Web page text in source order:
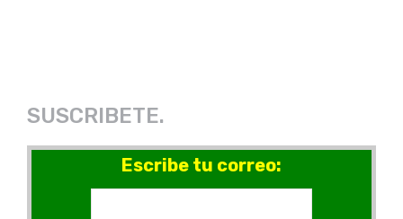
SUSCRIBETE.
Escribe tu correo: